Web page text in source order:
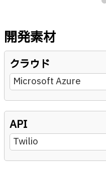
開発素材
クラウド
Microsoft Azure
API
Twilio